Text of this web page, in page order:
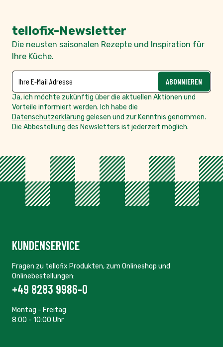
tellofix-Newsletter
Die neusten saisonalen Rezepte und Inspiration für
Ihre Küche.
NEWSLETTER E-Mailadresse
ABONNIEREN
Ja, ich möchte zukünftig über die aktuellen Aktionen und
Vorteile informiert werden. Ich habe die
Datenschutzerklärung gelesen und zur Kenntnis genommen.
Die Abbestellung des Newsletters ist jederzeit möglich.
KUNDENSERVICE
Fragen zu tellofix Produkten, zum Onlineshop und
Onlinebestellungen:
+49 8283 9986-0
Montag - Freitag
8:00 - 10:00 Uhr